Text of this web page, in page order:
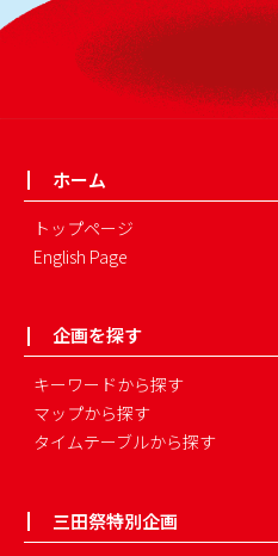
ホーム
トップページ
English Page
企画を探す
キーワードから探す
マップから探す
タイムテーブルから探す
三田祭特別企画